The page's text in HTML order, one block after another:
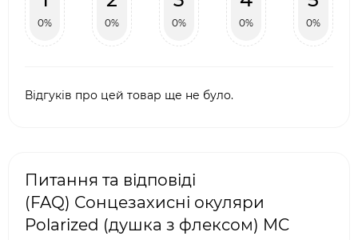
0% 0% 0% 0% 0%
Відгуків про цей товар ще не було.
Питання та відповіді
(FAQ) Сонцезахисні окуляри
Polarized (душка з флексом) MC